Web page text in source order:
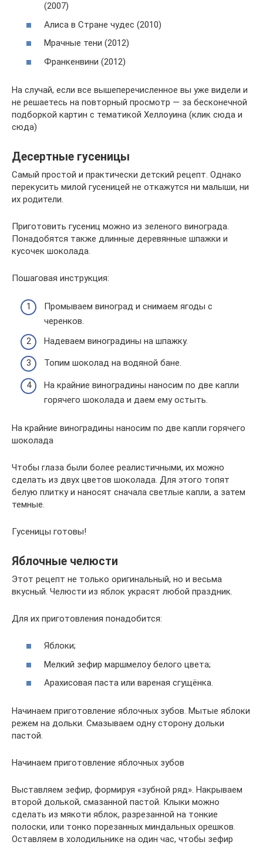
(2007)
Алиса в Стране чудес (2010)
Мрачные тени (2012)
Франкенвини (2012)
На случай, если все вышеперечисленное вы уже видели и
не решаетесь на повторный просмотр — за бесконечной
подборкой картин с тематикой Хеллоуина (клик сюда и
сюда)
Десертные гусеницы
Самый простой и практически детский рецепт. Однако
перекусить милой гусеницей не откажутся ни малыши, ни
их родители.
Приготовить гусениц можно из зеленого винограда.
Понадобятся также длинные деревянные шпажки и
кусочек шоколада.
Пошаговая инструкция:
Промываем виноград и снимаем ягоды с
черенков.
Надеваем виноградины на шпажку.
Топим шоколад на водяной бане.
На крайние виноградины наносим по две капли
горячего шоколада и даем ему остыть.
На крайние виноградины наносим по две капли горячего
шоколада
Чтобы глаза были более реалистичными, их можно
сделать из двух цветов шоколада. Для этого топят
белую плитку и наносят сначала светлые капли, а затем
темные.
Гусеницы готовы!
Яблочные челюсти
Этот рецепт не только оригинальный, но и весьма
вкусный. Челюсти из яблок украсят любой праздник.
Для их приготовления понадобится:
Яблоки;
Мелкий зефир маршмелоу белого цвета;
Арахисовая паста или вареная сгущёнка.
Начинаем приготовление яблочных зубов. Мытые яблоки
режем на дольки. Смазываем одну сторону дольки
пастой.
Начинаем приготовление яблочных зубов
Выставляем зефир, формируя «зубной ряд». Накрываем
второй долькой, смазанной пастой. Клыки можно
сделать из мякоти яблок, разрезанной на тонкие
полоски, или тонко порезанных миндальных орешков.
Оставляем в холодильнике на один час, чтобы зефир